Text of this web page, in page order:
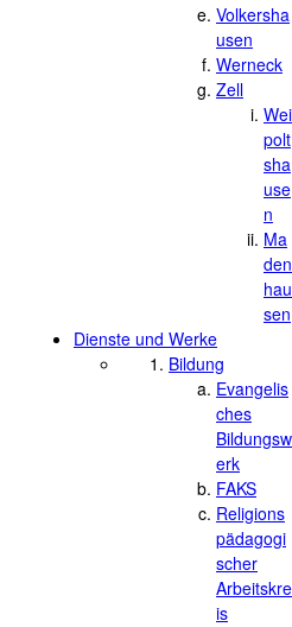
Volkersha
usen
Werneck
Zell
Wei
polt
sha
use
n
Ma
den
hau
sen
Dienste und Werke
Bildung
Evangelis
ches
Bildungsw
erk
FAKS
Religions
pädagogi
scher
Arbeitskre
is